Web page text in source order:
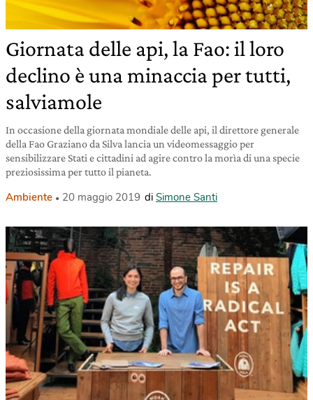
Giornata delle api, la Fao: il loro
declino è una minaccia per tutti,
salviamole
In occasione della giornata mondiale delle api, il direttore generale
della Fao Graziano da Silva lancia un videomessaggio per
sensibilizzare Stati e cittadini ad agire contro la morìa di una specie
preziosissima per tutto il pianeta.
Ambiente 20 maggio 2019 di Simone Santi